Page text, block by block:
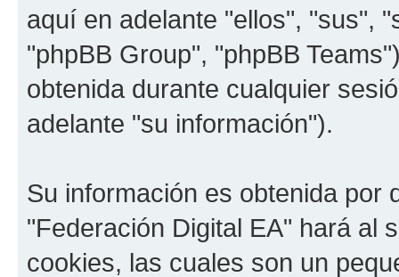
aquí en adelante "ellos", "sus",
"phpBB Group", "phpBB
obtenida durante cualquier
adelante "su información").
Su información es obtenida por
"Federación Digital EA" hará al
cookies, las cuales son un